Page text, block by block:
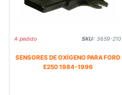
A pedido SKU: 3659-210
SENSORES DE OXÍGENO PARA FORD
E250 1984-1996